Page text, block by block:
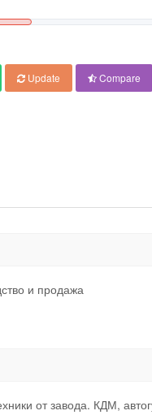
Update Compare
и продажа
от завода. КДМ,